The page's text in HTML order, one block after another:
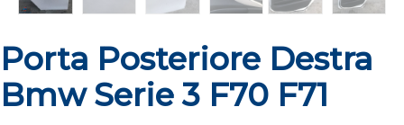
Porta Posteriore Destra
Bmw Serie 3 F70 F71